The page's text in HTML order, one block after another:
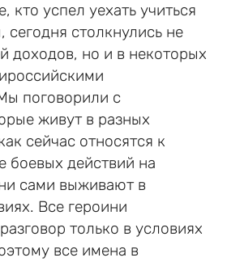
кто успел уехать учиться
сегодня столкнулись не
доходов, но и в некоторых
поговорили с
живут в разных
сейчас относятся к
боевых действий на
сами выживают в
Все героини
только в условиях
все имена в